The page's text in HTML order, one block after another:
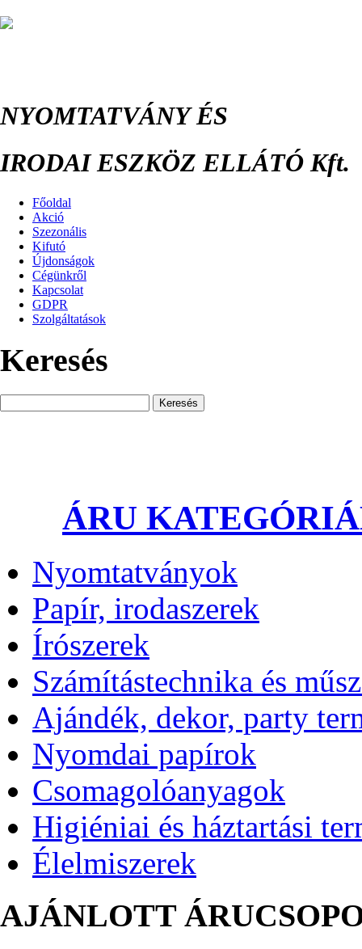
NYOMTATVÁNY ÉS
IRODAI ESZKÖZ ELLÁTÓ Kft.
Főoldal
Akció
Szezonális
Kifutó
Újdonságok
Cégünkről
Kapcsolat
GDPR
Szolgáltatások
Keresés
ÁRU
Nyomtatványok
Papír, irodaszerek
Írószerek
Számítástechnika és
Ajándék, dekor, party
Nyomdai papírok
Csomagolóanyagok
Higiéniai és háztartási
Élelmiszerek
AJÁNLOTT